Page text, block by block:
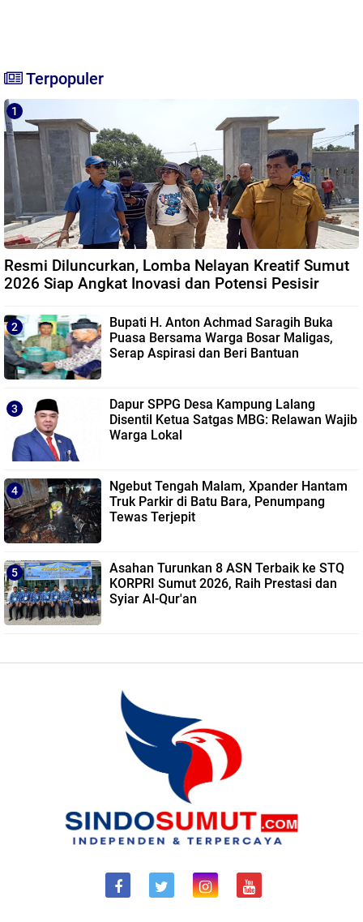
Terpopuler
Resmi Diluncurkan, Lomba Nelayan Kreatif Sumut
2026 Siap Angkat Inovasi dan Potensi Pesisir
Bupati H. Anton Achmad Saragih Buka
Puasa Bersama Warga Bosar Maligas,
Serap Aspirasi dan Beri Bantuan
Dapur SPPG Desa Kampung Lalang
Disentil Ketua Satgas MBG: Relawan Wajib
Warga Lokal
Ngebut Tengah Malam, Xpander Hantam
Truk Parkir di Batu Bara, Penumpang
Tewas Terjepit
Asahan Turunkan 8 ASN Terbaik ke STQ
KORPRI Sumut 2026, Raih Prestasi dan
Syiar Al-Qur'an